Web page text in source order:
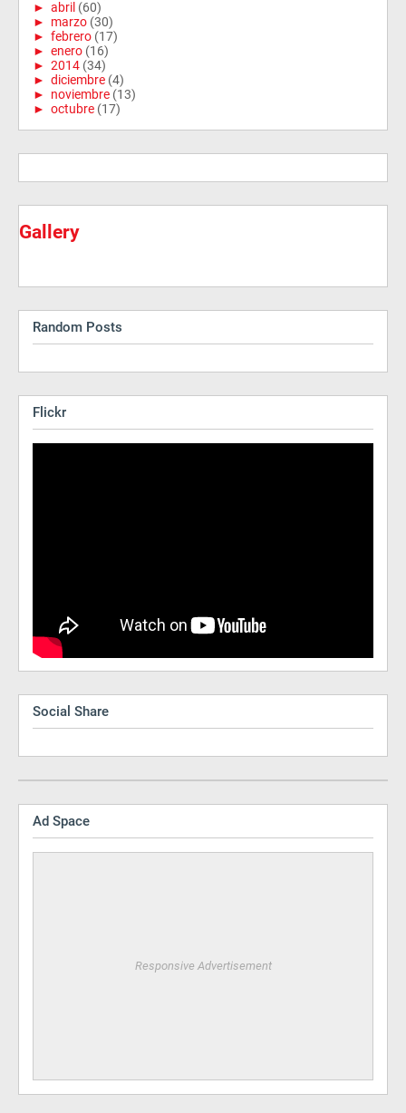
► abril (60)
► marzo (30)
► febrero (17)
► enero (16)
► 2014 (34)
► diciembre (4)
► noviembre (13)
► octubre (17)
Gallery
Random Posts
Flickr
Social Share
Ad Space
Responsive Advertisement